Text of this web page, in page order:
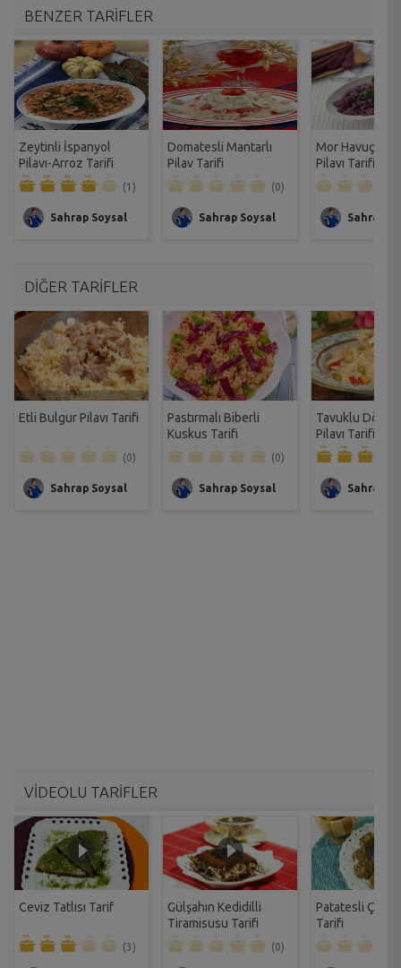
BENZER TARİFLER
Zeytinli İspanyol
Pilavı-Arroz Tarifi
(1)
Sahrap Soysal
Domatesli Mantarlı
Pilav Tarifi
(0)
Sahrap Soysal
Mor Havuç-
Pilavı Tarifi
Sahrap
DİĞER TARİFLER
Etli Bulgur Pilavı Tarifi
(0)
Sahrap Soysal
Pastırmalı Biberli
Kuskus Tarifi
(0)
Sahrap Soysal
Tavuklu Dört
Pilavı Tarifi
Sahrap
VİDEOLU TARİFLER
Ceviz Tatlısı Tarif
(3)
Gülşahın Kedidilli
Tiramisusu Tarifi
(0)
Patatesli Çıtır
Tarifi